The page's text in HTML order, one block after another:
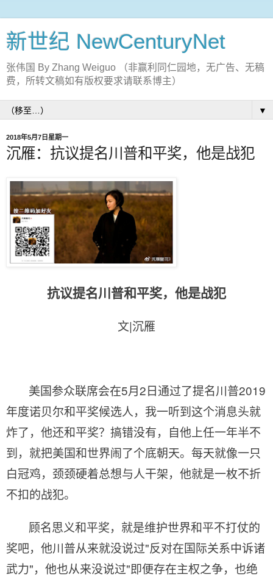
新世纪 NewCenturyNet
张伟国 By Zhang Weiguo （非赢利同仁园地，无广告、无稿
费，所转文稿如有版权要求请联系博主）
▼
2018年5月7日星期一
沉雁：抗议提名川普和平奖，他是战犯
抗议提名川普和平奖，他是战犯
文|沉雁
美国参众联席会在5月2日通过了提名川普2019
年度诺贝尔和平奖候选人，我一听到这个消息头就
炸了，他还和平奖？搞错没有，自他上任一年半不
到，就把美国和世界闹了个底朝天。每天就像一只
白冠鸡，颈颈硬着总想与人干架，他就是一枚不折
不扣的战犯。
顾名思义和平奖，就是维护世界和平不打仗的
奖吧，他川普从来就没说过"反对在国际关系中诉诸
武力"，他也从来没说过"即便存在主权之争，也绝